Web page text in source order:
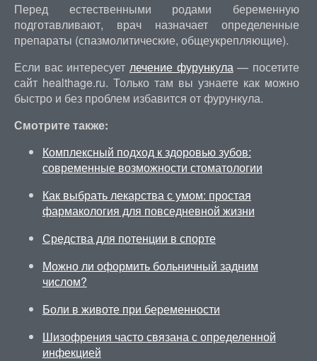
Перед естественными родами беременную
подготавливают, врач назначает определенные
препараты (спазмолитические, общеукрепляющие).
Если вас интересует лечение фурункула— посетите
сайт healthage.ru. Только там вы узнаете как можно
быстро и без проблем избавится от фурункула.
Смотрите также:
Комплексный подход к здоровью зубов:
современные возможности стоматологии
Как выбрать лекарства с умом: простая
фармакология для повседневной жизни
Средства для потенции в спорте
Можно ли оформить больничный задним
числом?
Боли в животе при беременности
Шизофрения часто связана с определенной
инфекцией